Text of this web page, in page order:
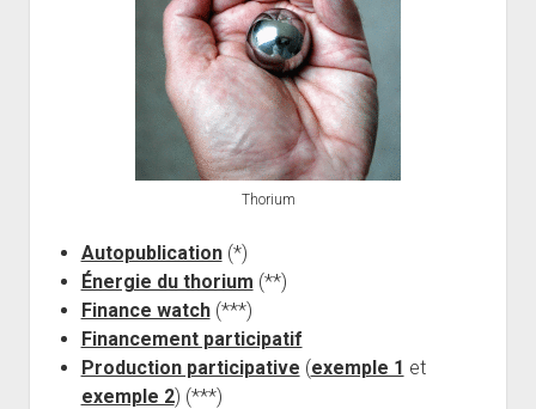
Thorium
Autopublication(*)
Énergie du thorium (**)
Finance watch(***)
Financement participatif
Production participative (exemple 1 et
exemple 2) (***)